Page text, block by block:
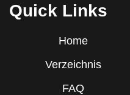
Quick Links
Home
Verzeichnis
FAQ